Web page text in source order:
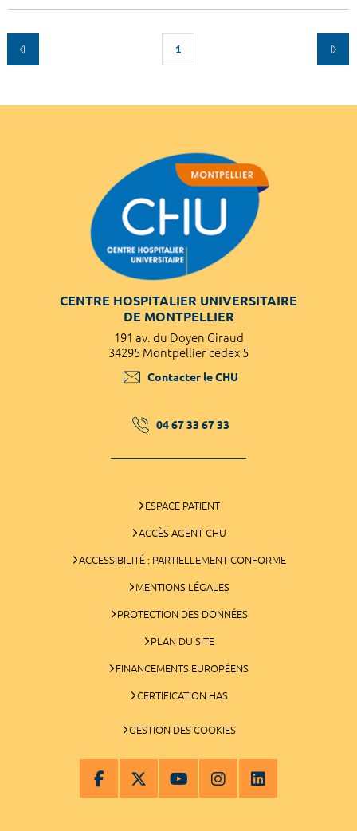
1
CENTRE HOSPITALIER UNIVERSITAIRE
DE MONTPELLIER
191 av. du Doyen Giraud
34295 Montpellier cedex 5
Contacter le CHU
04 67 33 67 33
ESPACE PATIENT
ACCÈS AGENT CHU
ACCESSIBILITÉ : PARTIELLEMENT CONFORME
MENTIONS LÉGALES
PROTECTION DES DONNÉES
PLAN DU SITE
FINANCEMENTS EUROPÉENS
CERTIFICATION HAS
GESTION DES COOKIES